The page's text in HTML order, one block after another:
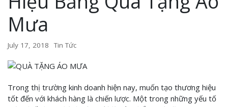
Mưa
July 17, 2018 Tin Tức
Trong thị trường kinh doanh hiện nay, muốn tạo thương hiệu
tốt đến với khách hàng là chiến lược. Một trong những yếu tố